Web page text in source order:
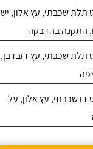
שכבתי, עץ אלון, יש
התקנה בהדבקה
שכבתי, עץ דובדבן,
שכבתי, עץ אלון, על